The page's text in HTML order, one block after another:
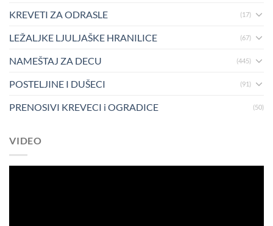
KREVETI ZA ODRASLE (17)
LEŽALJKE LJULJAŠKE HRANILICE (67)
NAMEŠTAJ ZA DECU (445)
POSTELJINE I DUŠECI (91)
PRENOSIVI KREVECI i OGRADICE (50)
VIDEO